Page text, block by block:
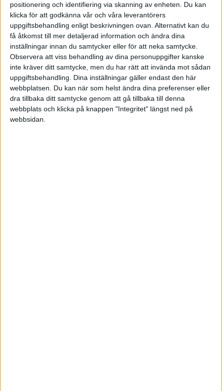
positionering och identifiering via skanning av enheten. Du kan
klicka för att godkänna vår och våra leverantörers
uppgiftsbehandling enligt beskrivningen ovan. Alternativt kan du
få åtkomst till mer detaljerad information och ändra dina
inställningar innan du samtycker eller för att neka samtycke.
Observera att viss behandling av dina personuppgifter kanske
inte kräver ditt samtycke, men du har rätt att invända mot sådan
uppgiftsbehandling. Dina inställningar gäller endast den här
webbplatsen. Du kan när som helst ändra dina preferenser eller
dra tillbaka ditt samtycke genom att gå tillbaka till denna
webbplats och klicka på knappen "Integritet" längst ned på
webbsidan.
Tack på förhand,
Rickard Zetterqvist